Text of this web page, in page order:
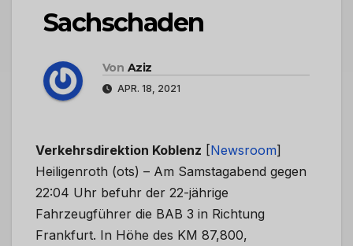
Sachschaden
Von Aziz
APR. 18, 2021
Verkehrsdirektion Koblenz [Newsroom]
Heiligenroth (ots) – Am Samstagabend gegen
22:04 Uhr befuhr der 22-jährige
Fahrzeugführer die BAB 3 in Richtung
Frankfurt. In Höhe des KM 87,800,